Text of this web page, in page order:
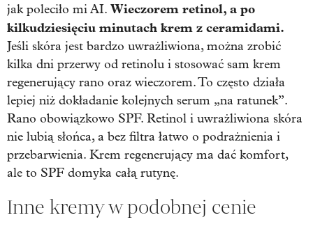
jak poleciło mi AI. Wieczorem retinol, a po
kilkudziesięciu minutach krem z ceramidami.
Jeśli skóra jest bardzo uwrażliwiona, można zrobić
kilka dni przerwy od retinolu i stosować sam krem
regenerujący rano oraz wieczorem. To często działa
lepiej niż dokładanie kolejnych serum „na ratunek”.
Rano obowiązkowo SPF. Retinol i uwrażliwiona skóra
nie lubią słońca, a bez filtra łatwo o podrażnienia i
przebarwienia. Krem regenerujący ma dać komfort,
ale to SPF domyka całą rutynę.
Inne kremy w podobnej cenie